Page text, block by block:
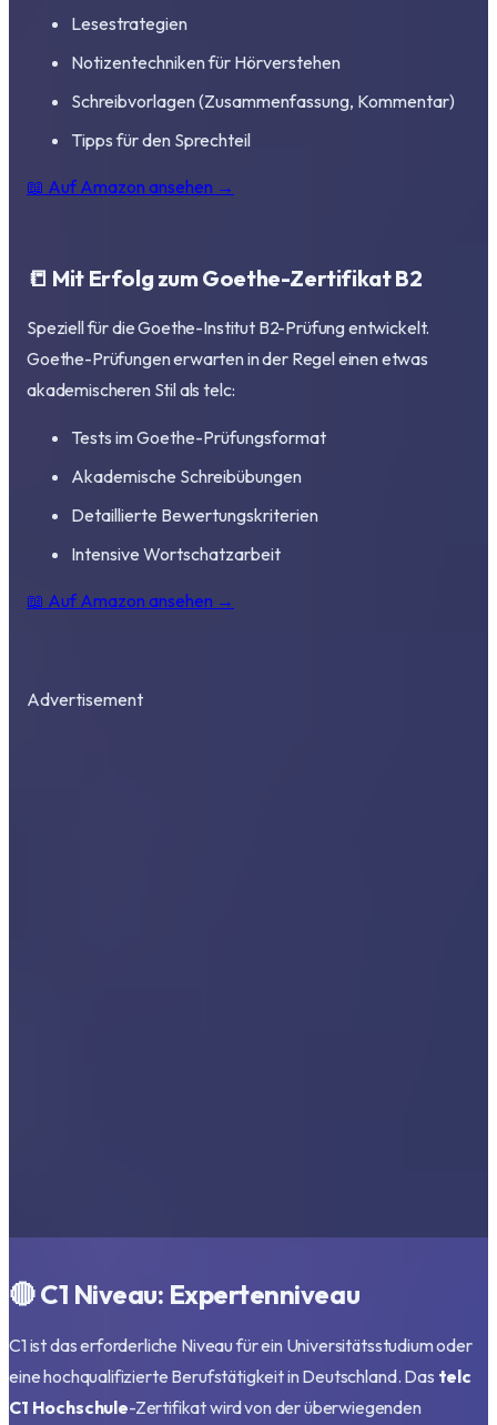
Lesestrategien
Notizentechniken für Hörverstehen
Schreibvorlagen (Zusammenfassung, Kommentar)
Tipps für den Sprechteil
📖 Auf Amazon ansehen →
📒 Mit Erfolg zum Goethe-Zertifikat B2
Speziell für die Goethe-Institut B2-Prüfung entwickelt.
Goethe-Prüfungen erwarten in der Regel einen etwas
akademischeren Stil als telc:
Tests im Goethe-Prüfungsformat
Akademische Schreibübungen
Detaillierte Bewertungskriterien
Intensive Wortschatzarbeit
📖 Auf Amazon ansehen →
Advertisement
🔴 C1 Niveau: Expertenniveau
C1 ist das erforderliche Niveau für ein Universitätsstudium oder
eine hochqualifizierte Berufstätigkeit in Deutschland. Das telc
C1 Hochschule-Zertifikat wird von der überwiegenden